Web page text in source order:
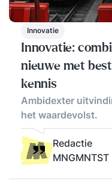
Innovatie
Innovatie:
nieuwe met
kennis
Ambidexter
het waardevolst.
Redactie
MNGMNTST